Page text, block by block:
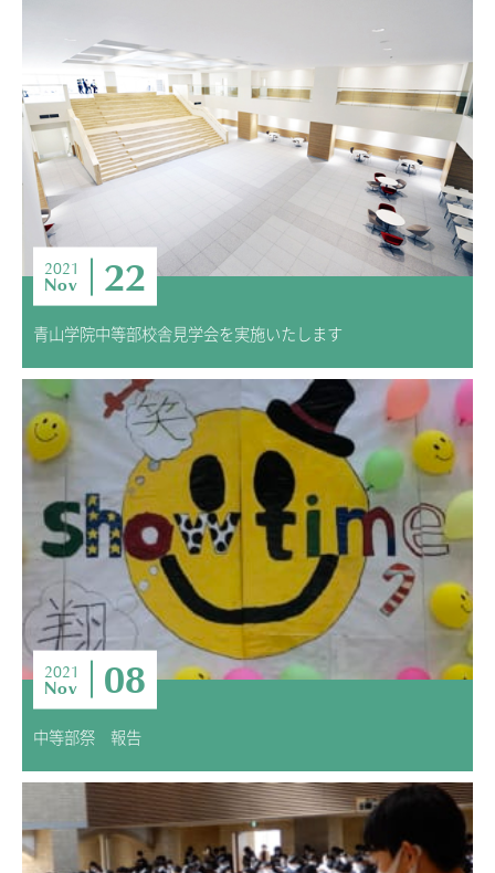
2021
Nov 22
青山学院中等部校舎見学会を実施いたします
2021
Nov 08
中等部祭 報告